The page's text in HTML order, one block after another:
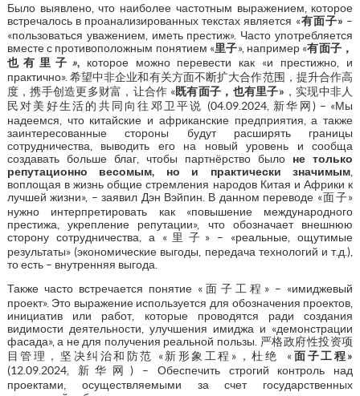
Было выявлено, что наиболее частотным выражением, которое
встречалось в проанализированных текстах является «有面子» –
«пользоваться уважением, иметь престиж». Часто употребляется
вместе с противоположным понятием «里子», например «有面子，
也有里子 », которое можно перевести как «и престижно, и
практично». 希望中非企业和有关方面不断扩大合作范围，提升合作高
度，携手创造更多财富，让合作 «既有面子，也有里子» ，实现中非人
民对美好生活的共同向往邓卫平说 (04.09.2024, 新华网) – «Мы
надеемся, что китайские и африканские предприятия, а также
заинтересованные стороны будут расширять границы
сотрудничества, выводить его на новый уровень и сообща
создавать больше благ, чтобы партнёрство было не только
репутационно весомым, но и практически значимым
воплощая в жизнь общие стремления народов Китая и Африки к
лучшей жизни», – заявил Дэн Вэйпин. В данном переводе «面子»
нужно интерпретировать как «повышение международного
престижа, укрепление репутации», что обозначает внешнюю
сторону сотрудничества, а «里子» – «реальные, ощутимые
результаты» (экономические выгоды, передача технологий и т.д.),
то есть – внутренняя выгода.
Также часто встречается понятие «面子工程» – «имиджевый
проект». Это выражение используется для обозначения проектов,
инициатив или работ, которые проводятся ради создания
видимости деятельности, улучшения имиджа и «демонстрации
фасада», а не для получения реальной пользы. 严格政府性投资项
目管理，坚决纠治和防范 «新形象工程»，杜绝 «面子工程»
(12.09.2024, 新华网) – Обеспечить строгий контроль над
проектами, осуществляемыми за счет государственных